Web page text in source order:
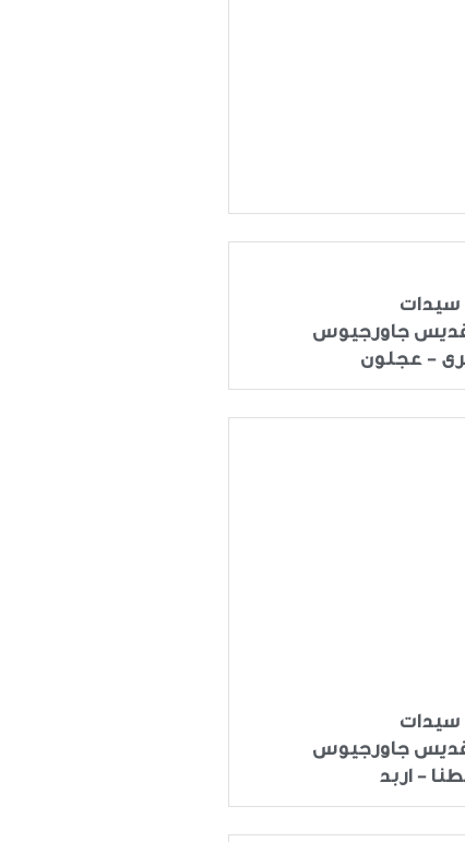
سيدات
جاورجيوس
- عجلون
سيدات
جاورجيوس
- اربد